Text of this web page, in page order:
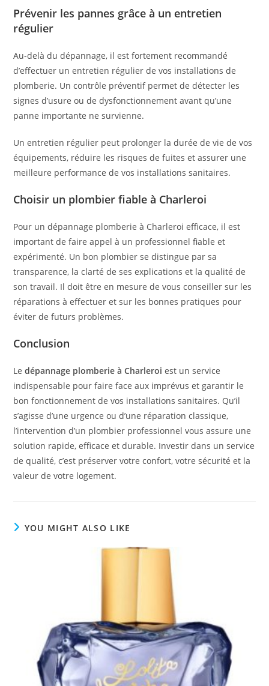
Prévenir les pannes grâce à un entretien
régulier
Au-delà du dépannage, il est fortement recommandé
d’effectuer un entretien régulier de vos installations de
plomberie. Un contrôle préventif permet de détecter les
signes d’usure ou de dysfonctionnement avant qu’une
panne importante ne survienne.
Un entretien régulier peut prolonger la durée de vie de vos
équipements, réduire les risques de fuites et assurer une
meilleure performance de vos installations sanitaires.
Choisir un plombier fiable à Charleroi
Pour un dépannage plomberie à Charleroi efficace, il est
important de faire appel à un professionnel fiable et
expérimenté. Un bon plombier se distingue par sa
transparence, la clarté de ses explications et la qualité de
son travail. Il doit être en mesure de vous conseiller sur les
réparations à effectuer et sur les bonnes pratiques pour
éviter de futurs problèmes.
Conclusion
Ledépannage plomberie à Charleroi est un service
indispensable pour faire face aux imprévus et garantir le
bon fonctionnement de vos installations sanitaires. Qu’il
s’agisse d’une urgence ou d’une réparation classique,
l’intervention d’un plombier professionnel vous assure une
solution rapide, efficace et durable. Investir dans un service
de qualité, c’est préserver votre confort, votre sécurité et la
valeur de votre logement.
YOU MIGHT ALSO LIKE